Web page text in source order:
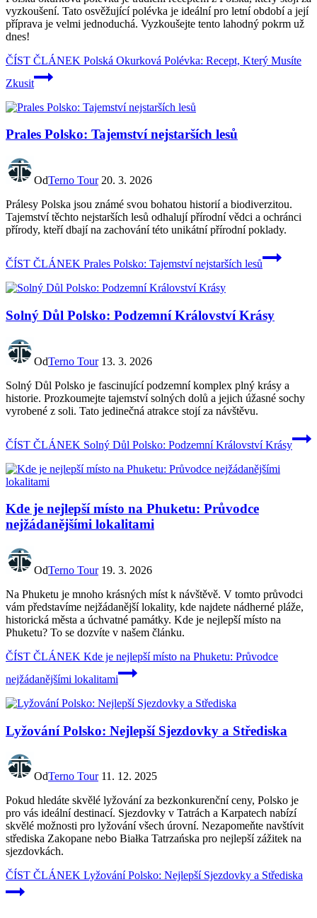
vyzkoušení. Tato osvěžující polévka je ideální pro letní období a její
příprava je velmi jednoduchá. Vyzkoušejte tento lahodný pokrm už
dnes!
ČÍST ČLÁNEK Polská Okurková Polévka: Recept, Který Musíte
Zkusit
Prales Polsko: Tajemství nejstarších lesů
OdTerno Tour 20. 3. 2026
Prálesy Polska jsou známé svou bohatou historií a biodiverzitou.
Tajemství těchto nejstarších lesů odhalují přírodní vědci a ochránci
přírody, kteří dbají na zachování této unikátní přírodní poklady.
ČÍST ČLÁNEK Prales Polsko: Tajemství nejstarších lesů
Solný Důl Polsko: Podzemní Království Krásy
OdTerno Tour 13. 3. 2026
Solný Důl Polsko je fascinující podzemní komplex plný krásy a
historie. Prozkoumejte tajemství solných dolů a jejich úžasné sochy
vyrobené z soli. Tato jedinečná atrakce stojí za návštěvu.
ČÍST ČLÁNEK Solný Důl Polsko: Podzemní Království Krásy
Kde je nejlepší místo na Phuketu: Průvodce
nejžádanějšími lokalitami
OdTerno Tour 19. 3. 2026
Na Phuketu je mnoho krásných míst k návštěvě. V tomto průvodci
vám představíme nejžádanější lokality, kde najdete nádherné pláže,
historická města a úchvatné památky. Kde je nejlepší místo na
Phuketu? To se dozvíte v našem článku.
ČÍST ČLÁNEK Kde je nejlepší místo na Phuketu: Průvodce
nejžádanějšími lokalitami
Lyžování Polsko: Nejlepší Sjezdovky a Střediska
OdTerno Tour 11. 12. 2025
Pokud hledáte skvělé lyžování za bezkonkurenční ceny, Polsko je
pro vás ideální destinací. Sjezdovky v Tatrách a Karpatech nabízí
skvělé možnosti pro lyžování všech úrovní. Nezapomeňte navštívit
střediska Zakopane nebo Białka Tatrzańska pro nejlepší zážitek na
sjezdovkách.
ČÍST ČLÁNEK Lyžování Polsko: Nejlepší Sjezdovky a Střediska